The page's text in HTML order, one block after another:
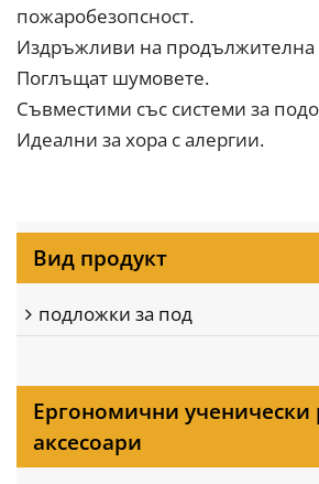
пожаробезопсност.
Издръжливи на продължителна
Поглъщат шумовете.
Съвместими със системи за
Идеални за хора с алергии.
Вид продукт
подложки за под
Ергономични ученически
аксесоари